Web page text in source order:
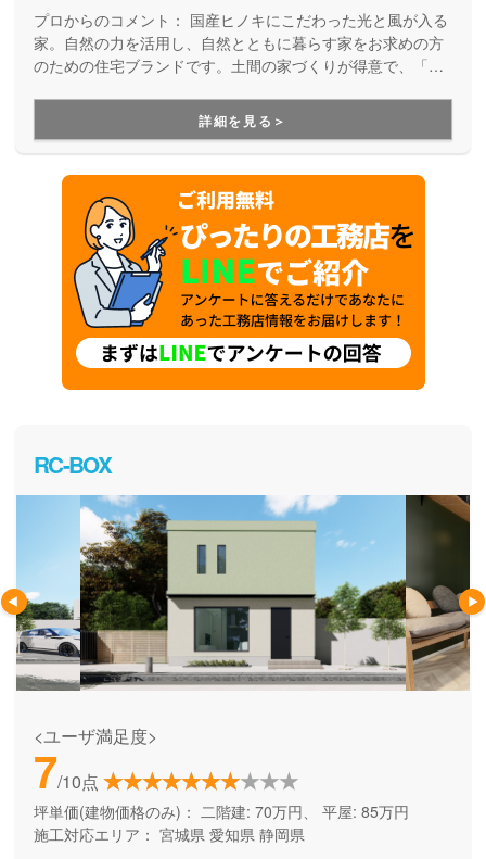
プロからのコメント： 国産ヒノキにこだわった光と風が入る
家。自然の力を活用し、自然とともに暮らす家をお求めの方
のための住宅ブランドです。土間の家づくりが得意で、「た
をご提案しています。ベビーカーそのままで玄関に入れる、
アウトドアグッズを収納できる、そんな暮らしが変わる住ま
いが適正価格で建てられることが大きな魅力になっていま
す。
詳細を見る＞
RC-BOX
<ユーザ満足度>
7/10点
坪単価(建物価格のみ)： 二階建: 70万円、 平屋: 85万円
施工対応エリア： 宮城県 愛知県 静岡県